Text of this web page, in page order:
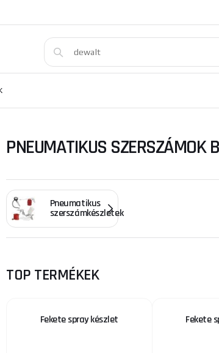
PNEUMATIKUS SZERSZÁMOK
Pneumatikus
szerszámkészletek
TOP TERMÉKEK
Fekete spray készlet Fekete